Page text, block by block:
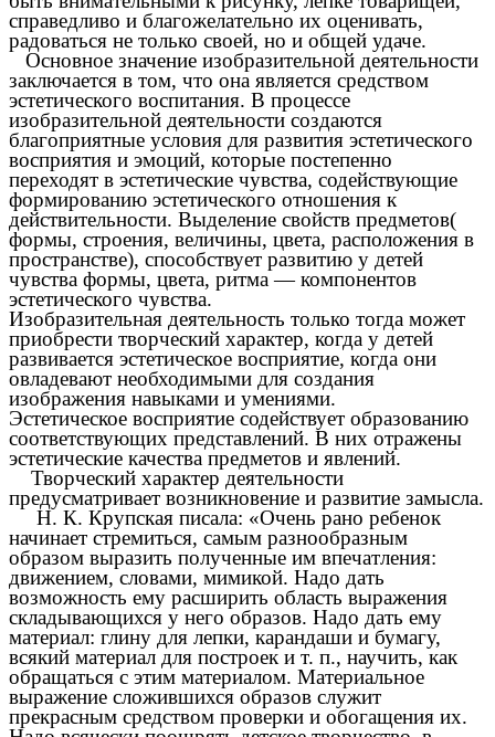
справедливо и благожелательно их оценивать,
радоваться не только своей, но и общей удаче.
Основное значение изобразительной деятельности
заключается в том, что она является средством
эстетического воспитания. В процессе
изобразительной деятельности создаются
благоприятные условия для развития эстетического
восприятия и эмоций, которые постепенно
переходят в эстетические чувства, содействующие
формированию эстетического отношения к
действительности. Выделение свойств предметов(
формы, строения, величины, цвета, расположения в
пространстве), способствует развитию у детей
чувства формы, цвета, ритма — компонентов
эстетического чувства.
Изобразительная деятельность только тогда может
приобрести творческий характер, когда у детей
развивается эстетическое восприятие, когда они
овладевают необходимыми для создания
изображения навыками и умениями.
Эстетическое восприятие содействует образованию
соответствующих представлений. В них отражены
эстетические качества предметов и явлений.
Творческий характер деятельности
предусматривает возникновение и развитие замысла.
Н. К. Крупская писала: «Очень рано ребенок
начинает стремиться, самым разнообразным
образом выразить полученные им впечатления:
движением, словами, мимикой. Надо дать
возможность ему расширить область выражения
складывающихся у него образов. Надо дать ему
материал: глину для лепки, карандаши и бумагу,
всякий материал для построек и т. п., научить, как
обращаться с этим материалом. Материальное
выражение сложившихся образов служит
прекрасным средством проверки и обогащения их.